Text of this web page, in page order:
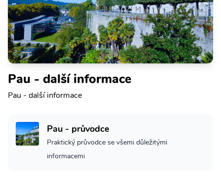
Pau - další informace
Pau - další informace
Pau - průvodce
Praktický průvodce se všemi důležitými
informacemi